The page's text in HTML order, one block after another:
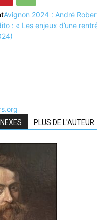
Avignon 2024 : André
: « Les enjeux d’une
PLUS DE L'AUTEUR